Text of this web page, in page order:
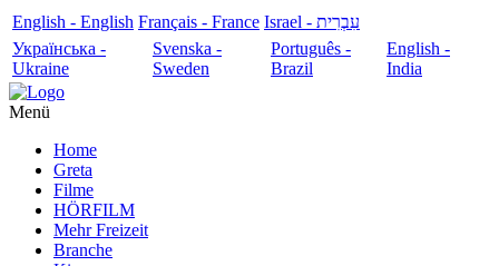
English - English Français - France
עִבְרִית - Israel
Українська -
Ukraine
Svenska -
Sweden
Português -
Brazil
English -
India
Menü
Home
Greta
Filme
HÖRFILM
Mehr Freizeit
Branche